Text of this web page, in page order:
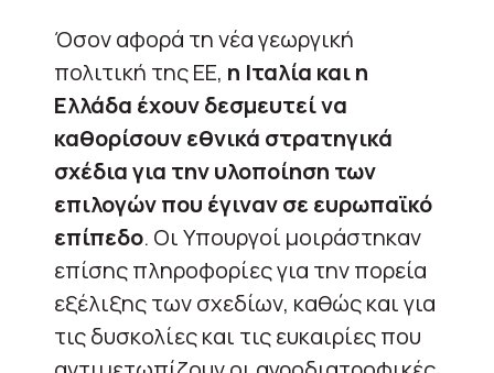
Όσον αφορά τη νέα γεωργική
πολιτική της ΕΕ, η Ιταλία και η
Ελλάδα έχουν δεσμευτεί να
καθορίσουν εθνικά στρατηγικά
σχέδια για την υλοποίηση των
επιλογών που έγιναν σε ευρωπαϊκό
επίπεδο. Οι Υπουργοί μοιράστηκαν
επίσης πληροφορίες για την πορεία
εξέλιξης των σχεδίων, καθώς και για
τις δυσκολίες και τις ευκαιρίες που